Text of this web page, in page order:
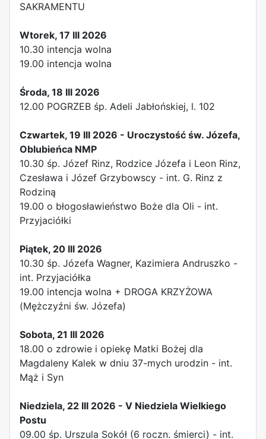
SAKRAMENTU
Wtorek, 17 III 2026
10.30 intencja wolna
19.00 intencja wolna
Środa, 18 III 2026
12.00 POGRZEB śp. Adeli Jabłońskiej, l. 102
Czwartek, 19 III 2026 - Uroczystość św. Józefa,
Oblubieńca NMP
10.30 śp. Józef Rinz, Rodzice Józefa i Leon Rinz,
Czesława i Józef Grzybowscy - int. G. Rinz z
Rodziną
19.00 o błogosławieństwo Boże dla Oli - int.
Przyjaciółki
Piątek, 20 III 2026
10.30 śp. Józefa Wagner, Kazimiera Andruszko -
int. Przyjaciółka
19.00 intencja wolna + DROGA KRZYŻOWA
(Mężczyźni św. Józefa)
Sobota, 21 III 2026
18.00 o zdrowie i opiekę Matki Bożej dla
Magdaleny Kalek w dniu 37-mych urodzin - int.
Mąż i Syn
Niedziela, 22 III 2026 - V Niedziela Wielkiego
Postu
09.00 śp. Urszula Sokół (6 roczn. śmierci) - int.